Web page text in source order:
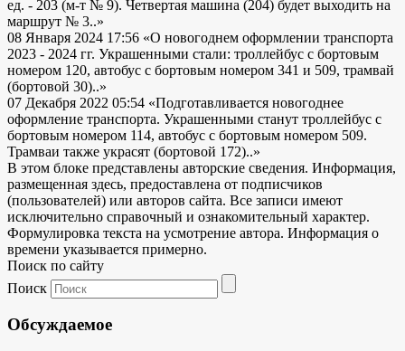
ед. - 203 (м-т № 9). Четвертая машина (204) будет выходить на
маршрут № 3..»
08 Января 2024 17:56 «О новогоднем оформлении транспорта
2023 - 2024 гг. Украшенными стали: троллейбус с бортовым
номером 120, автобус с бортовым номером 341 и 509, трамвай
(бортовой 30)..»
07 Декабря 2022 05:54 «Подготавливается новогоднее
оформление транспорта. Украшенными станут троллейбус с
бортовым номером 114, автобус с бортовым номером 509.
Трамваи также украсят (бортовой 172)..»
В этом блоке представлены авторские сведения. Информация,
размещенная здесь, предоставлена от подписчиков
(пользователей) или авторов сайта. Все записи имеют
исключительно справочный и ознакомительный характер.
Формулировка текста на усмотрение автора. Информация о
времени указывается примерно.
Поиск по сайту
Поиск
Обсуждаемое